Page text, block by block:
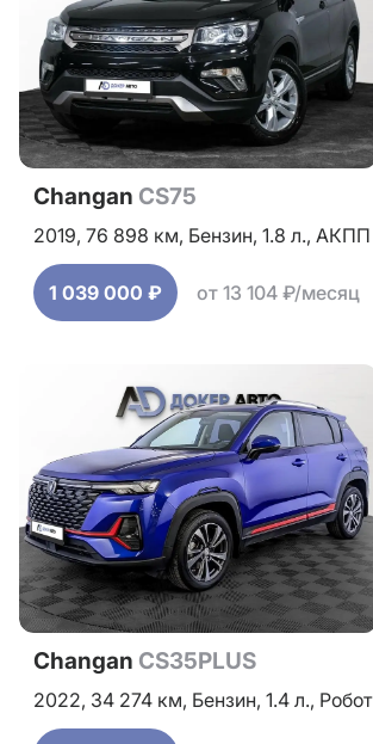
Changan CS75
2019, 76 898 км, Бензин, 1.8 л., АКПП
1 039 000 ₽ от 13 104 ₽/месяц
Changan CS35PLUS
2022, 34 274 км, Бензин, 1.4 л., Робот